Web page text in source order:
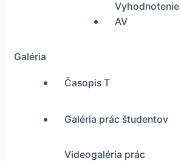
Vyhodnotenie
AV
Galéria
Časopis T
Galéria prác študentov
Videogaléria prác